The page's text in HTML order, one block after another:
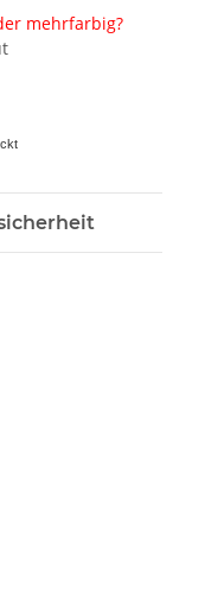
mehrfarbig?